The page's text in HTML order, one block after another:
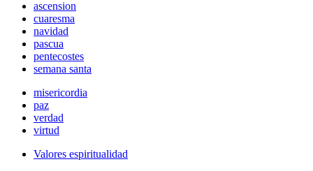
ascension
cuaresma
navidad
pascua
pentecostes
semana santa
misericordia
paz
verdad
virtud
Valores espiritualidad